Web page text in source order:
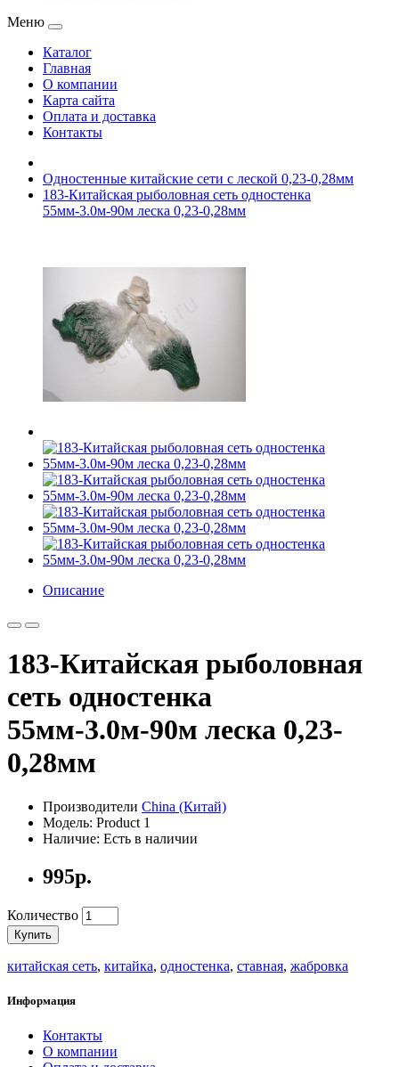
Меню
Каталог
Главная
О компании
Карта сайта
Оплата и доставка
Контакты
Одностенные китайские сети с леской 0,23-0,28мм
183-Китайская рыболовная сеть одностенка
55мм-3.0м-90м леска 0,23-0,28мм
Описание
183-Китайская рыболовная
сеть одностенка
55мм-3.0м-90м леска 0,23-
0,28мм
Производители China (Китай)
Модель: Product 1
Наличие: Есть в наличии
995р.
Количество
Купить
китайская сеть, китайка, одностенка, ставная, жабровка
Информация
Контакты
О компании